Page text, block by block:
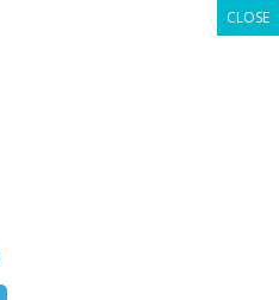
CLOSE